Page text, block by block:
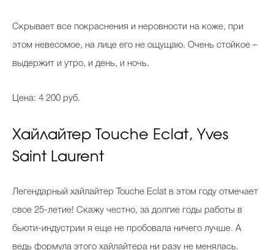
Скрывает все покраснения и неровности на коже, при
этом невесомое, на лице его не ощущаю. Очень стойкое –
выдержит и утро, и день, и ночь.
Цена: 4 200 руб.
Хайлайтер Touche Eclat, Yves
Saint Laurent
Легендарный хайлайтер Touche Eclat в этом году отмечает
свое 25-летие! Скажу честно, за долгие годы работы в
бьюти-индустрии я еще не пробовала ничего лучше. А
ведь формула этого хайлайтера ни разу не менялась.